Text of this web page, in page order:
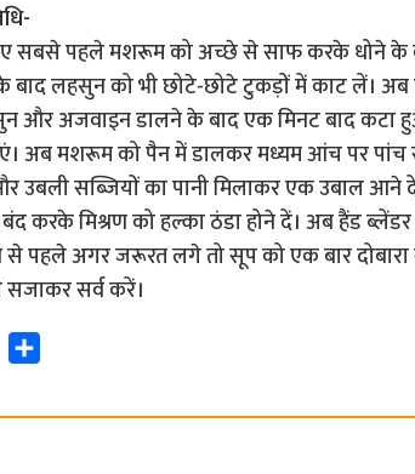
सबसे पहले मशरूम को अच्छे से साफ करके धोने के
लहसुन को भी छोटे-छोटे टुकड़ों में काट लें। अब
और अजवाइन डालने के बाद एक मिनट बाद कटा
अब मशरूम को पैन में डालकर मध्यम आंच पर
उबली सब्जियों का पानी मिलाकर एक उबाल
करके मिश्रण को हल्का ठंडा होने दें। अब हैंड
पहले अगर जरूरत लगे तो सूप को एक बार दोबारा
सर्व करें।
a